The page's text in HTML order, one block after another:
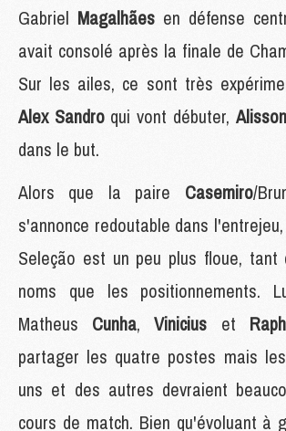
Gabriel Magalhães en défense
avait consolé après la finale de
Sur les ailes, ce sont très
Alex Sandro qui vont débuter, Alisson
dans le but.
Alors que la paire Casemiro/
s'annonce redoutable dans
Seleção est un peu plus floue, tant
noms que les positionnements.
Matheus Cunha,Vinicius et
partager les quatre postes mais
uns et des autres devraient
cours de match. Bien qu'évoluant à